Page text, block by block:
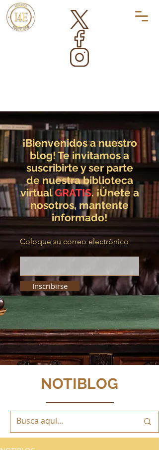
¡Bienvenidos a nuestro
blog! Te invitamos a
suscribirte y ser parte
de nuestra biblioteca
virtualGRATIS. ¡Únete a
nosotros, mantente
informado!
Coloque su correo electrónico
Inscribirse
NOTIBLOG